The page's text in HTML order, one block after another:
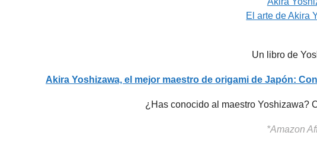
El arte de Akira
Un libro de
Akira Yoshizawa, el mejor maestro de origami de Japón:
¿Has conocido al maestro Yoshizawa?
*Amazon